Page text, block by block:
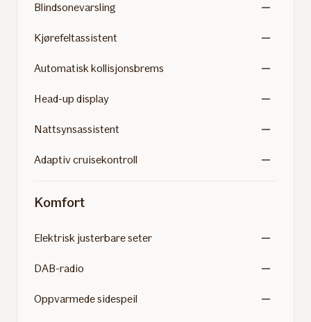
Blindsonevarsling
Kjørefeltassistent
Automatisk kollisjonsbrems
Head-up display
Nattsynsassistent
Adaptiv cruisekontroll
Komfort
Elektrisk justerbare seter
DAB-radio
Oppvarmede sidespeil